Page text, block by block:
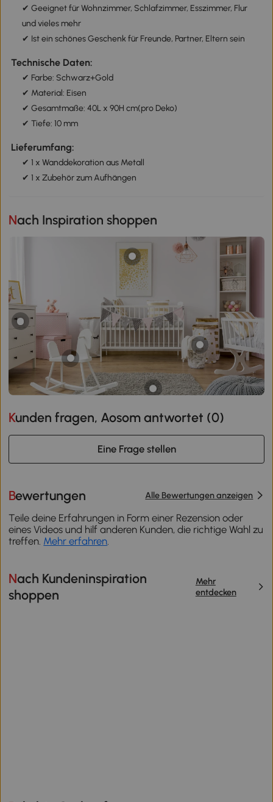
✔ Geeignet für Wohnzimmer, Schlafzimmer, Esszimmer, Flur
und vieles mehr
✔ Ist ein schönes Geschenk für Freunde, Partner, Eltern sein
Technische Daten:
✔ Farbe: Schwarz+Gold
✔ Material: Eisen
✔ Gesamtmaße: 40L x 90H cm(pro Deko)
✔ Tiefe: 10 mm
Lieferumfang:
✔ 1 x Wanddekoration aus Metall
✔ 1 x Zubehör zum Aufhängen
Nach Inspiration shoppen
Kunden fragen, Aosom antwortet (0)
Eine Frage stellen
Bewertungen Alle Bewertungen anzeigen
Teile deine Erfahrungen in Form einer Rezension oder
eines Videos und hilf anderen Kunden, die richtige Wahl zu
treffen. Mehr erfahren
Nach Kundeninspiration
shoppen
Mehr
entdecken